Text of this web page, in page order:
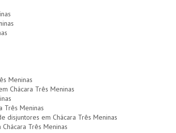
Meninas
Chácara Três Meninas
Três Meninas
disjuntores em Chácara Três Meninas
Três Meninas